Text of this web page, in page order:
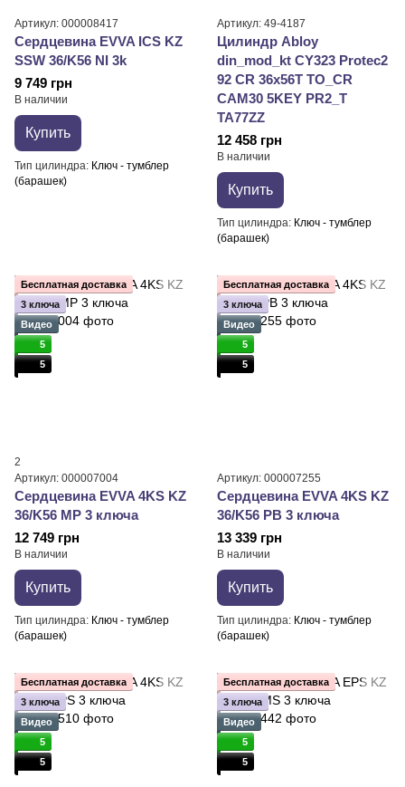
Артикул: 000008417
Сердцевина EVVA ICS KZ
SSW 36/K56 NI 3k
9 749 грн
В наличии
Купить
Тип цилиндра Ключ - тумблер
(барашек)
Артикул: 49-4187
Цилиндр Abloy
din_mod_kt CY323 Protec2
92 CR 36x56T TO_CR
CAM30 5KEY PR2_T
TA77ZZ
12 458 грн
В наличии
Купить
Тип цилиндра Ключ - тумблер
(барашек)
Бесплатная доставка
3 ключа
Видео
5
5
2
Артикул: 000007004
Сердцевина EVVA 4KS KZ
36/K56 MP 3 ключа
12 749 грн
В наличии
Купить
Тип цилиндра Ключ - тумблер
(барашек)
Бесплатная доставка
3 ключа
Видео
5
5
Артикул: 000007255
Сердцевина EVVA 4KS KZ
36/K56 PB 3 ключа
13 339 грн
В наличии
Купить
Тип цилиндра Ключ - тумблер
(барашек)
Бесплатная доставка
3 ключа
Видео
5
5
Бесплатная доставка
3 ключа
Видео
5
5